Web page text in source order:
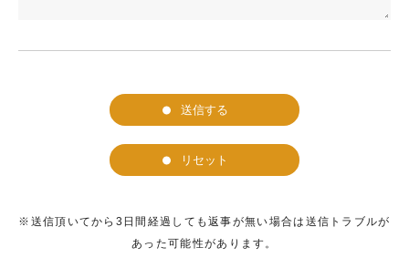
送信する
リセット
※送信頂いてから3日間経過しても返事が無い場合は送信トラブルが
あった可能性があります。